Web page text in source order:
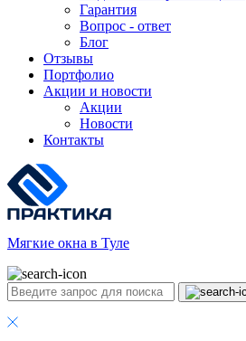
Гарантия
Вопрос - ответ
Блог
Отзывы
Портфолио
Акции и новости
Акции
Новости
Контакты
Мягкие окна в Туле